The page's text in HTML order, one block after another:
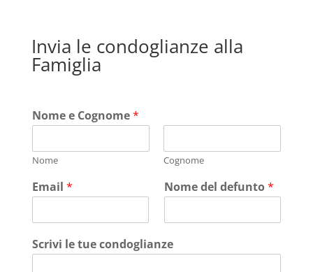
Invia le condoglianze alla
Famiglia
Nome e Cognome*
Nome Cognome
Email * Nome del defunto*
Scrivi le tue condoglianze